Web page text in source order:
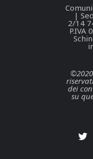
|
2/14
P.IVA
dei
su